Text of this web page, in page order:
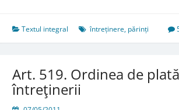
de
întreţinere
Textul integral întreținere, părinți
Art. 519. Ordinea de
întreţinerii